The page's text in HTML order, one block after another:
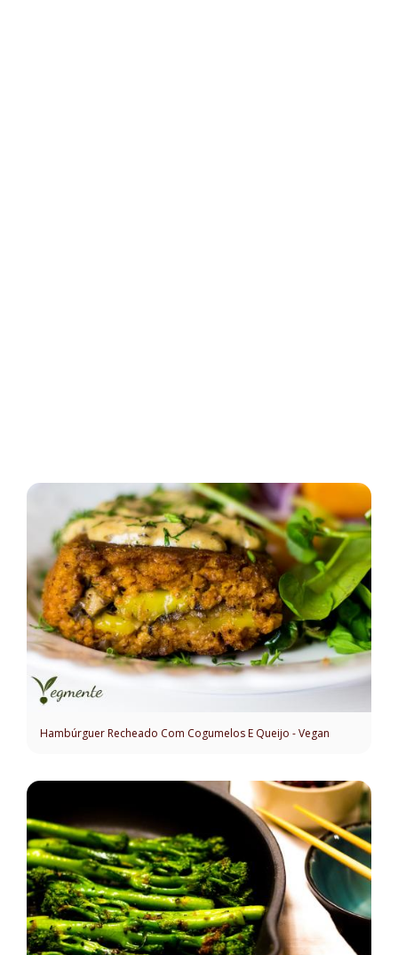
Hambúrguer Recheado Com Cogumelos E Queijo - Vegan